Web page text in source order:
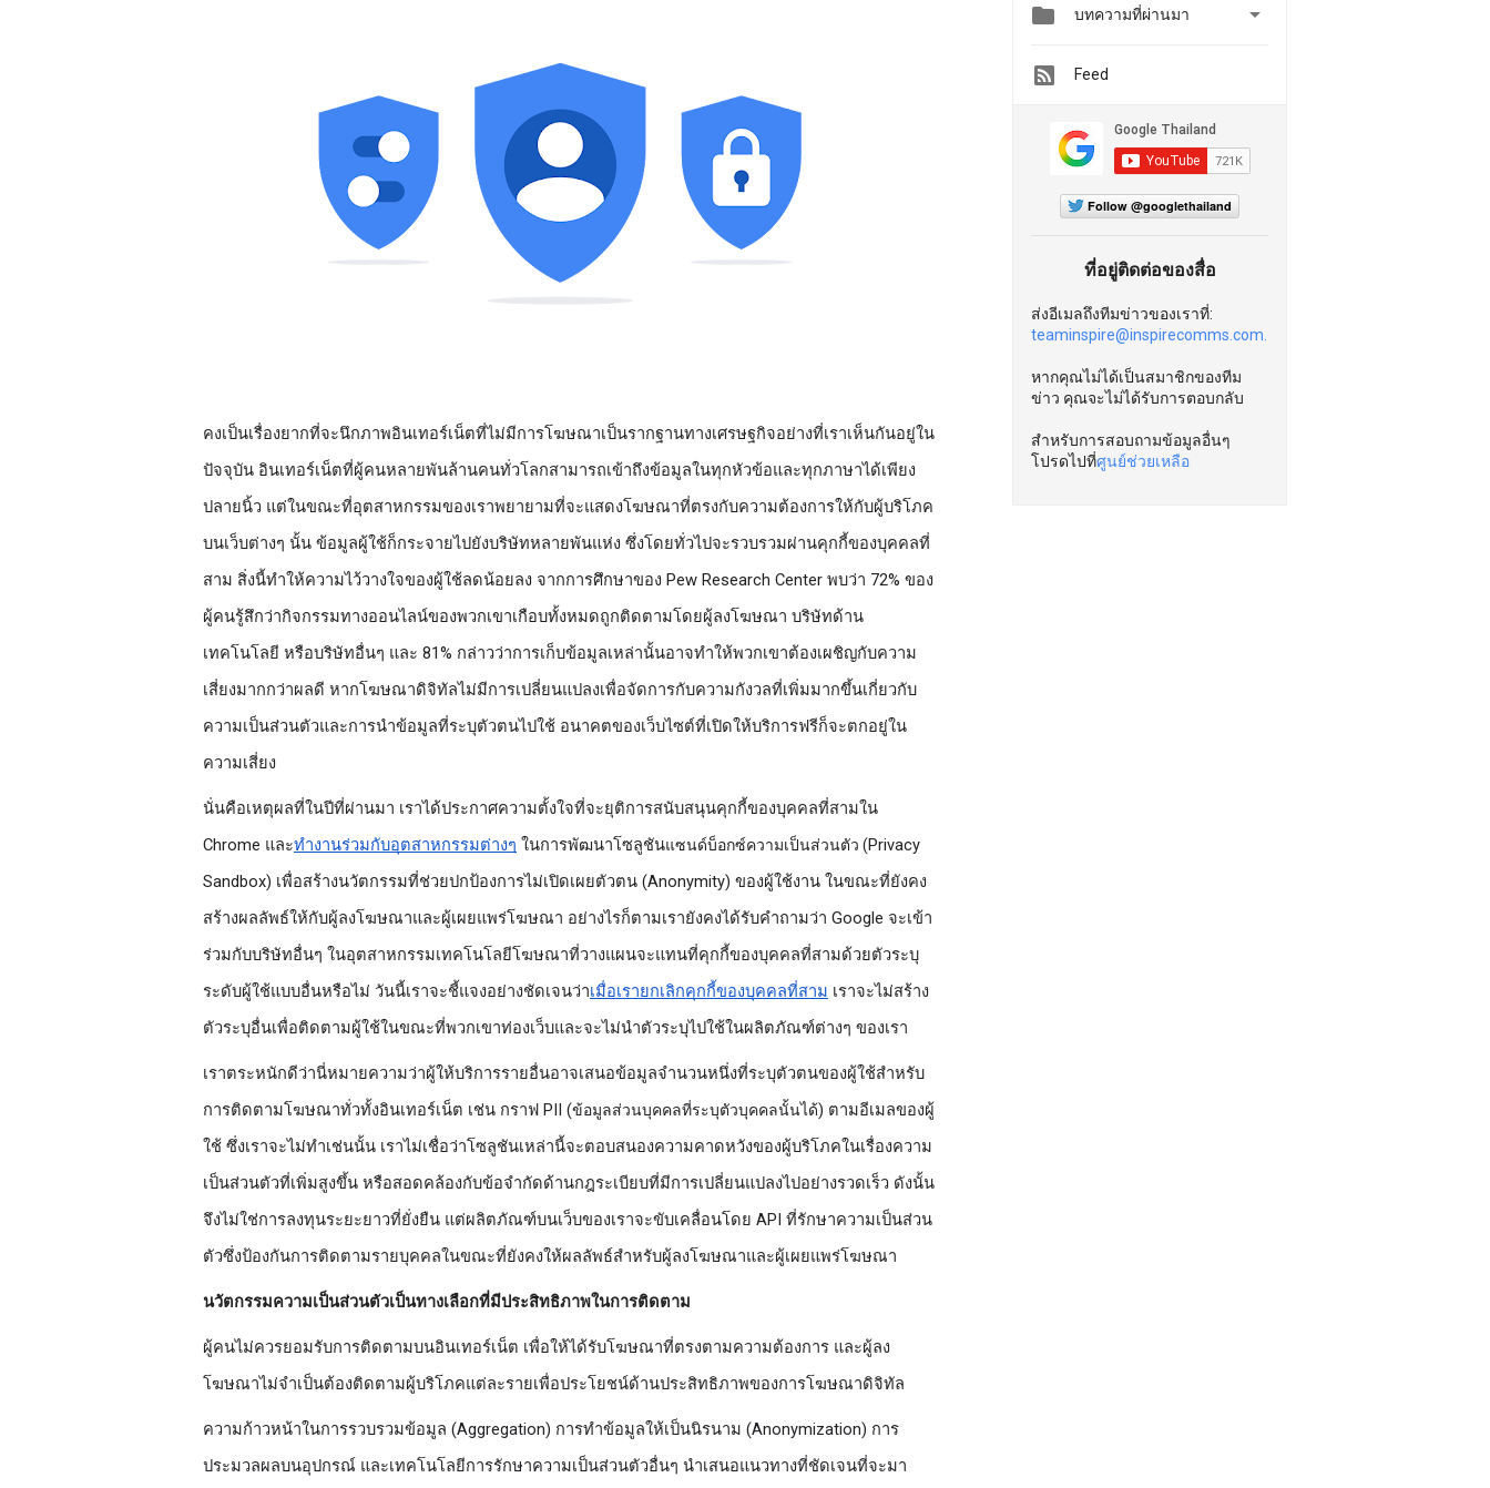
คงเป็นเรื่องยากที่จะนึกภาพอินเทอร์เน็ตที่ไม่มีการโฆษณาเป็นรากฐานทางเศรษฐกิจอย่างที่เราเห็นกันอยู่ใน
ปัจจุบัน อินเทอร์เน็ตที่ผู้คนหลายพันล้านคนทั่วโลกสามารถเข้าถึงข้อมูลในทุกหัวข้อและทุกภาษาได้เพียง
ปลายนิ้ว แต่ในขณะที่อุตสาหกรรมของเราพยายามที่จะแสดงโฆษณาที่ตรงกับความต้องการให้กับผู้บริโภค
บนเว็บต่างๆ นั้น ข้อมูลผู้ใช้ก็กระจายไปยังบริษัทหลายพันแห่ง ซึ่งโดยทั่วไปจะรวบรวมผ่านคุกกี้ของบุคคลที่
สาม สิ่งนี้ทำให้ความไว้วางใจของผู้ใช้ลดน้อยลง จากการศึกษาของ Pew Research Center พบว่า 72% ของ
ผู้คนรู้สึกว่ากิจกรรมทางออนไลน์ของพวกเขาเกือบทั้งหมดถูกติดตามโดยผู้ลงโฆษณา บริษัทด้าน
เทคโนโลยี หรือบริษัทอื่นๆ และ 81% กล่าวว่าการเก็บข้อมูลเหล่านั้นอาจทำให้พวกเขาต้องเผชิญกับความ
เสี่ยงมากกว่าผลดี หากโฆษณาดิจิทัลไม่มีการเปลี่ยนแปลงเพื่อจัดการกับความกังวลที่เพิ่มมากขึ้นเกี่ยวกับ
ความเป็นส่วนตัวและการนำข้อมูลที่ระบุตัวตนไปใช้ อนาคตของเว็บไซต์ที่เปิดให้บริการฟรีก็จะตกอยู่ใน
ความเสี่ยง
นั่นคือเหตุผลที่ในปีที่ผ่านมา เราได้ประกาศความตั้งใจที่จะยุติการสนับสนุนคุกกี้ของบุคคลที่สามใน
Chrome และทำงานร่วมกับอุตสาหกรรมต่างๆ ในการพัฒนาโซลูชันแซนด์บ็อกซ์ความเป็นส่วนตัว (Privacy
Sandbox) เพื่อสร้างนวัตกรรมที่ช่วยปกป้องการไม่เปิดเผยตัวตน (Anonymity) ของผู้ใช้งาน ในขณะที่ยังคง
สร้างผลลัพธ์ให้กับผู้ลงโฆษณาและผู้เผยแพร่โฆษณา อย่างไรก็ตามเรายังคงได้รับคำถามว่า Google จะเข้า
ร่วมกับบริษัทอื่นๆ ในอุตสาหกรรมเทคโนโลยีโฆษณาที่วางแผนจะแทนที่คุกกี้ของบุคคลที่สามด้วยตัวระบุ
ระดับผู้ใช้แบบอื่นหรือไม่ วันนี้เราจะชี้แจงอย่างชัดเจนว่าเมื่อเรายกเลิกคุกกี้ของบุคคลที่สาม เราจะไม่สร้าง
ตัวระบุอื่นเพื่อติดตามผู้ใช้ในขณะที่พวกเขาท่องเว็บและจะไม่นำตัวระบุไปใช้ในผลิตภัณฑ์ต่างๆ ของเรา
เราตระหนักดีว่านี่หมายความว่าผู้ให้บริการรายอื่นอาจเสนอข้อมูลจำนวนหนึ่งที่ระบุตัวตนของผู้ใช้สำหรับ
การติดตามโฆษณาทั่วทั้งอินเทอร์เน็ต เช่น กราฟ PII (ข้อมูลส่วนบุคคลที่ระบุตัวบุคคลนั้นได้) ตามอีเมลของผู้
ใช้ ซึ่งเราจะไม่ทำเช่นนั้น เราไม่เชื่อว่าโซลูชันเหล่านี้จะตอบสนองความคาดหวังของผู้บริโภคในเรื่องความ
เป็นส่วนตัวที่เพิ่มสูงขึ้น หรือสอดคล้องกับข้อจำกัดด้านกฎระเบียบที่มีการเปลี่ยนแปลงไปอย่างรวดเร็ว ดังนั้น
จึงไม่ใช่การลงทุนระยะยาวที่ยั่งยืน แต่ผลิตภัณฑ์บนเว็บของเราจะขับเคลื่อนโดย API ที่รักษาความเป็นส่วน
ตัวซึ่งป้องกันการติดตามรายบุคคลในขณะที่ยังคงให้ผลลัพธ์สำหรับผู้ลงโฆษณาและผู้เผยแพร่โฆษณา
นวัตกรรมความเป็นส่วนตัวเป็นทางเลือกที่มีประสิทธิภาพในการติดตาม
ผู้คนไม่ควรยอมรับการติดตามบนอินเทอร์เน็ต เพื่อให้ได้รับโฆษณาที่ตรงตามความต้องการ และผู้ลง
โฆษณาไม่จำเป็นต้องติดตามผู้บริโภคแต่ละรายเพื่อประโยชน์ด้านประสิทธิภาพของการโฆษณาดิจิทัล
ความก้าวหน้าในการรวบรวมข้อมูล (Aggregation) การทำข้อมูลให้เป็นนิรนาม (Anonymization) การ
ประมวลผลบนอุปกรณ์ และเทคโนโลยีการรักษาความเป็นส่วนตัวอื่นๆ นำเสนอแนวทางที่ชัดเจนที่จะมา
 บทความที่ผ่านมา 
Feed
Follow @googlethailand
ที่อยู่ติดต่อของสื่อ
ส่งอีเมลถึงทีมข่าวของเราที่:
teaminspire@inspirecomms.com.
หากคุณไม่ได้เป็นสมาชิกของทีม
ข่าว คุณจะไม่ได้รับการตอบกลับ
สำหรับการสอบถามข้อมูลอื่นๆ
โปรดไปที่ศูนย์ช่วยเหลือ